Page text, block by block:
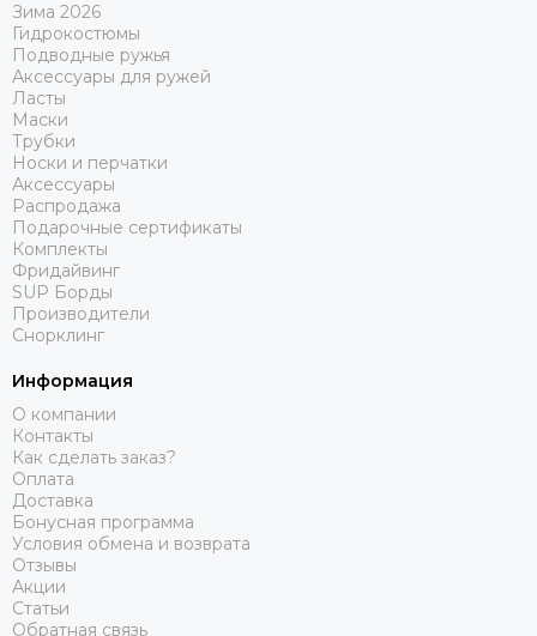
Зима 2026
Гидрокостюмы
Подводные ружья
Аксессуары для ружей
Ласты
Маски
Трубки
Носки и перчатки
Аксессуары
Распродажа
Подарочные сертификаты
Комплекты
Фридайвинг
SUP Борды
Производители
Снорклинг
Информация
О компании
Контакты
Как сделать заказ?
Оплата
Доставка
Бонусная программа
Условия обмена и возврата
Отзывы
Акции
Статьи
Обратная связь